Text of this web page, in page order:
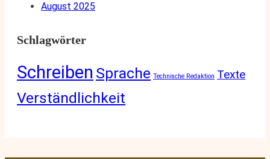
August 2025
Schlagwörter
Schreiben Sprache Technische Redaktion Texte
Verständlichkeit